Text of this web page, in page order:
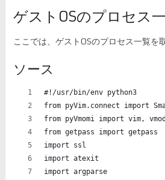
ゲストOSのプロセス
ここでは、ゲストOSのプロセス一覧を
ソース
#!/usr/bin/env python3
from pyVim.connect import
from pyVmomi import vim,
from getpass import getpass
import ssl
import atexit
import argparse